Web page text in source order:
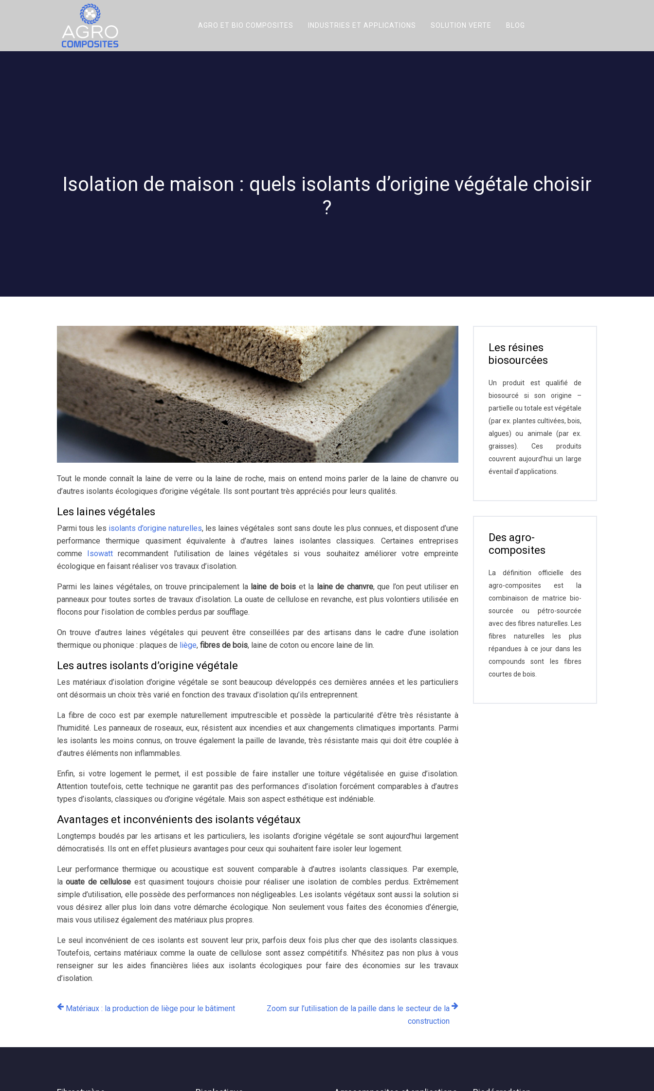
AGRO ET BIO COMPOSITES INDUSTRIES ET APPLICATIONS SOLUTION VERTE BLOG
Isolation de maison : quels isolants d’origine végétale choisir
?
Tout le monde connaît la laine de verre ou la laine de roche, mais on entend moins parler de la laine de chanvre ou
d’autres isolants écologiques d’origine végétale. Ils sont pourtant très appréciés pour leurs qualités.
Les laines végétales
Parmi tous les isolants d’origine naturelles, les laines végétales sont sans doute les plus connues, et disposent d’une
performance thermique quasiment équivalente à d’autres laines isolantes classiques. Certaines entreprises
comme
Isowatt recommandent l’utilisation de laines végétales si vous souhaitez améliorer votre empreinte
écologique en faisant réaliser vos travaux d’isolation.
Parmi les laines végétales, on trouve principalement la laine de bois et la laine de chanvre, que l’on peut utiliser en
panneaux pour toutes sortes de travaux d’isolation. La ouate de cellulose en revanche, est plus volontiers utilisée en
flocons pour l’isolation de combles perdus par soufflage.
On trouve d’autres laines végétales qui peuvent être conseillées par des artisans dans le cadre d’une isolation
thermique ou phonique : plaques de liège, fibres de bois, laine de coton ou encore laine de lin.
Les autres isolants d’origine végétale
Les matériaux d’isolation d’origine végétale se sont beaucoup développés ces dernières années et les particuliers
ont désormais un choix très varié en fonction des travaux d’isolation qu’ils entreprennent.
La fibre de coco est par exemple naturellement imputrescible et possède la particularité d’être très résistante à
l’humidité. Les panneaux de roseaux, eux, résistent aux incendies et aux changements climatiques importants. Parmi
les isolants les moins connus, on trouve également la paille de lavande, très résistante mais qui doit être couplée à
d’autres éléments non inflammables.
Enfin, si votre logement le permet, il est possible de faire installer une toiture végétalisée en guise d’isolation.
Attention toutefois, cette technique ne garantit pas des performances d’isolation forcément comparables à d’autres
types d’isolants, classiques ou d’origine végétale. Mais son aspect esthétique est indéniable.
Avantages et inconvénients des isolants végétaux
Longtemps boudés par les artisans et les particuliers, les isolants d’origine végétale se sont aujourd’hui largement
démocratisés. Ils ont en effet plusieurs avantages pour ceux qui souhaitent faire isoler leur logement.
Leur performance thermique ou acoustique est souvent comparable à d’autres isolants classiques. Par exemple,
laouate de cellulose est quasiment toujours choisie pour réaliser une isolation de combles perdus. Extrêmement
simple d’utilisation, elle possède des performances non négligeables. Les isolants végétaux sont aussi la solution si
vous désirez aller plus loin dans votre démarche écologique. Non seulement vous faites des économies d’énergie,
mais vous utilisez également des matériaux plus propres.
Le seul inconvénient de ces isolants est souvent leur prix, parfois deux fois plus cher que des isolants classiques.
Toutefois, certains matériaux comme la ouate de cellulose sont assez compétitifs. N’hésitez pas non plus à vous
renseigner sur les aides financières liées aux isolants écologiques pour faire des économies sur les travaux
d’isolation.
Matériaux : la production de liège pour le bâtiment
Zoom sur l’utilisation de la paille dans le secteur de la
construction
Les résines
biosourcées
Un produit est qualifié de
biosourcé si son origine –
partielle ou totale est végétale
(par ex. plantes cultivées, bois,
algues) ou animale (par ex.
graisses). Ces produits
couvrent aujourd’hui un large
éventail d’applications.
Des agro-
composites
La définition officielle des
agro-composites est la
combinaison de matrice bio-
sourcée ou pétro-sourcée
avec des fibres naturelles. Les
fibres naturelles les plus
répandues à ce jour dans les
compounds sont les fibres
courtes de bois.